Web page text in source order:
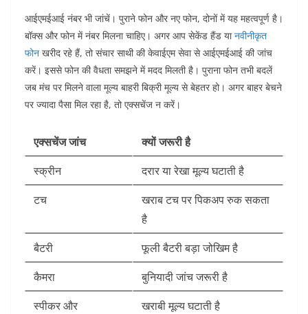
आईएमईआई नंबर भी जांचें। पुराने फोन और नए फोन, दोनों में यह महत्वपूर्ण है।
बॉक्स और फोन में नंबर मिलना चाहिए। अगर आप सेकेंड हैंड यानवीनीकृत
फोन खरीद रहे हैं, तो संचार साथी की केवाईएम सेवा से आईएमईआई की जांच
करें। इससे फोन की वैधता समझने में मदद मिलती है। पुराना फोन तभी बदलें
जब मंच पर मिलने वाला मूल्य बाहरी बिक्री मूल्य से बेहतर हो। अगर बाहर बेचने
पर ज्यादा पैसा मिल रहा है, तो एक्सचेंज न करें।
एक्सचेंज जांच
क्यों जरूरी है
स्क्रीन
दरार या रेखा मूल्य घटाती है
टच
खराब टच पर पिकअप रुक सकता
है
बैटरी
फूली बैटरी बड़ा जोखिम है
कैमरा
बुनियादी जांच जरूरी है
स्पीकर और
खराबी मूल्य घटाती है